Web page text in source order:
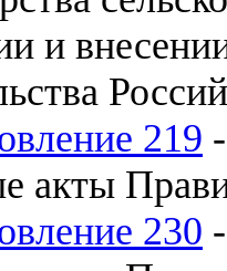
и
219
акты
230